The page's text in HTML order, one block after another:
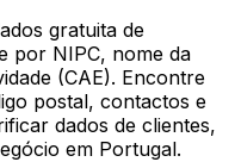
gratuita de
por NIPC, nome da
(CAE). Encontre
postal, contactos e
dados de clientes,
em Portugal.